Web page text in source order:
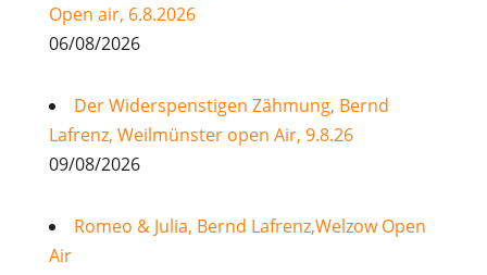
Open air, 6.8.2026
06/08/2026
Der Widerspenstigen Zähmung, Bernd
Lafrenz, Weilmünster open Air, 9.8.26
09/08/2026
Romeo & Julia, Bernd Lafrenz,Welzow Open
Air